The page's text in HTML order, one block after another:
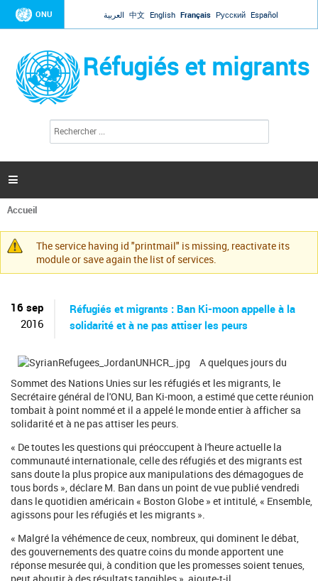
Jump to navigation
ONU العربية 中文 English Français Русский Español
Réfugiés et migrants
l
c
h

Vous
êtes
ici
Accueil
Message
d'avertissement
The service having id "printmail" is missing, reactivate its
module or save again the list of services.
16 sep
2016
Réfugiés et migrants : Ban Ki-moon appelle à la
solidarité et à ne pas attiser les peurs
A quelques jours du
Sommet des Nations Unies sur les réfugiés et les migrants, le
Secrétaire général de l'ONU, Ban Ki-moon, a estimé que cette réunion
tombait à point nommé et il a appelé le monde entier à afficher sa
solidarité et à ne pas attiser les peurs.
« De toutes les questions qui préoccupent à l'heure actuelle la
communauté internationale, celle des réfugiés et des migrants est
sans doute la plus propice aux manipulations des démagogues de
tous bords », déclare M. Ban dans un point de vue publié vendredi
dans le quotidien américain « Boston Globe » et intitulé, « Ensemble,
agissons pour les réfugiés et les migrants ».
« Malgré la véhémence de ceux, nombreux, qui dominent le débat,
des gouvernements des quatre coins du monde apportent une
réponse mesurée qui, à condition que les promesses soient tenues,